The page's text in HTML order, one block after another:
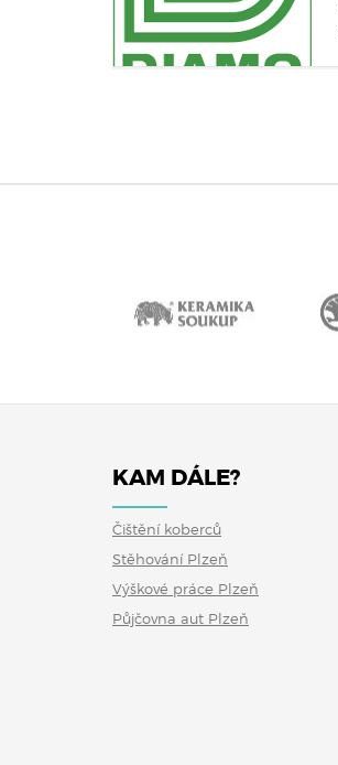
KAM DÁLE?
Čištění koberců
Stěhování Plzeň
Výškové práce Plzeň
Půjčovna aut Plzeň